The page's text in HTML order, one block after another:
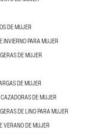
DE MUJER
INVIERNO PARA MUJER
DE MUJER
DE MUJER
DE MUJER
DE LINO PARA MUJER
VERANO DE MUJER